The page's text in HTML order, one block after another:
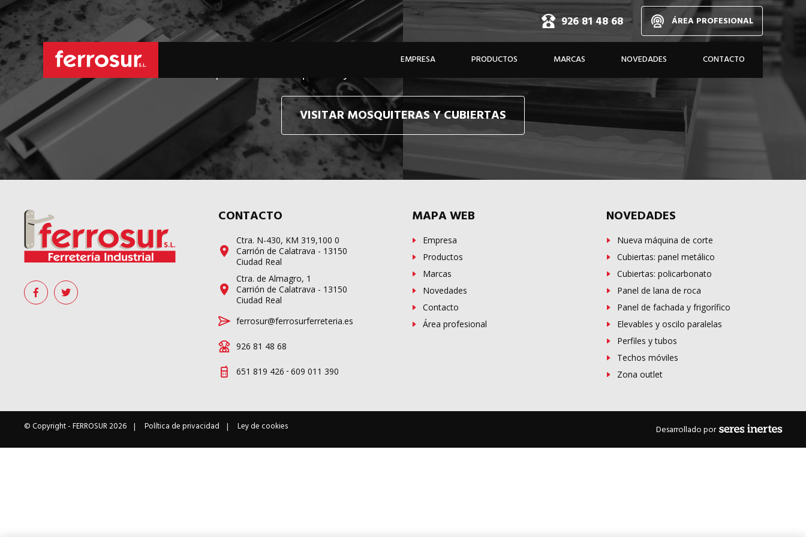
926 81 48 68 ÁREA PROFESIONAL
EMPRESA PRODUCTOS MARCAS NOVEDADES CONTACTO
Le hacemos llegar, allí donde esté, y en tiempo récord,
sus pedidos de mosquiteras y sistemas de cubiertas confeccionadosA MEDIDA
VISITAR MOSQUITERAS Y CUBIERTAS
CONTACTO
Ctra. N-430, KM 319,100 0
Carrión de Calatrava - 13150
Ciudad Real
Ctra. de Almagro, 1
Carrión de Calatrava - 13150
Ciudad Real
ferrosur@ferrosurferreteria.es
926 81 48 68
651 819 426 - 609 011 390
MAPA WEB
Empresa
Productos
Marcas
Novedades
Contacto
Área profesional
NOVEDADES
Nueva máquina de corte
Cubiertas: panel metálico
Cubiertas: policarbonato
Panel de lana de roca
Panel de fachada y frigorífico
Elevables y oscilo paralelas
Perfiles y tubos
Techos móviles
Zona outlet
© Copyright -FERROSUR2026 Política de privacidad Ley de cookies Desarrollado por